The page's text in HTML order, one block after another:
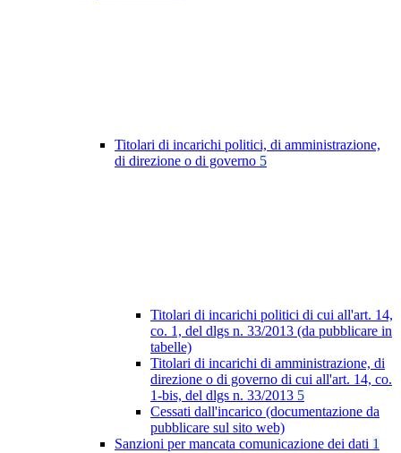
Titolari di incarichi politici, di amministrazione,
di direzione o di governo 5
Titolari di incarichi politici di cui all'art. 14,
co. 1, del dlgs n. 33/2013 (da pubblicare in
tabelle)
Titolari di incarichi di amministrazione, di
direzione o di governo di cui all'art. 14, co.
1-bis, del dlgs n. 33/2013 5
Cessati dall'incarico (documentazione da
pubblicare sul sito web)
Sanzioni per mancata comunicazione dei dati 1